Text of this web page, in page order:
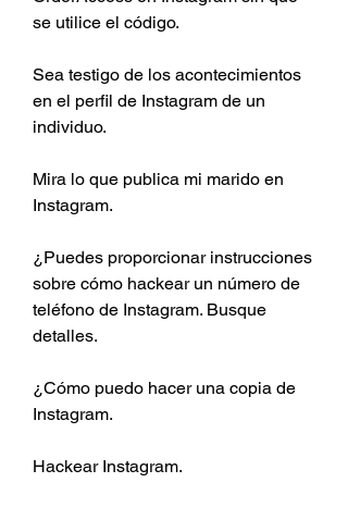
se utilice el código.
Sea testigo de los acontecimientos
en el perfil de Instagram de un
individuo.
Mira lo que publica mi marido en
Instagram.
¿Puedes proporcionar instrucciones
sobre cómo hackear un número de
teléfono de Instagram. Busque
detalles.
¿Cómo puedo hacer una copia de
Instagram.
Hackear Instagram.